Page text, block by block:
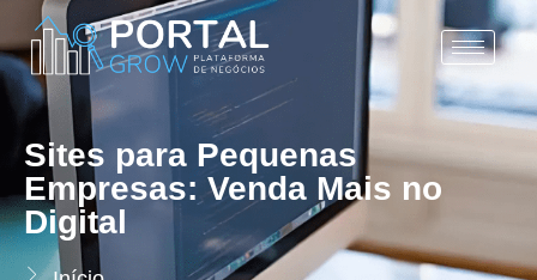
Sites para Pequenas
Empresas: Venda Mais no
Digital